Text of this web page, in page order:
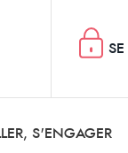
S'ENGAGER